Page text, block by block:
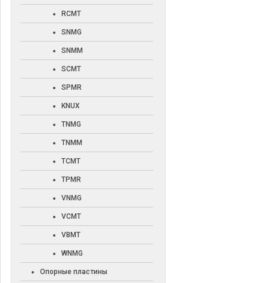
RCMT
SNMG
SNMM
SCMT
SPMR
KNUX
TNMG
TNMM
TCMT
TPMR
VNMG
VCMT
VBMT
WNMG
Опорные пластины